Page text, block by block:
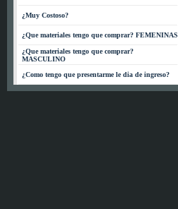
¿Muy Costoso?
¿Que materiales tengo que comprar? FEMENINAS
¿Que materiales tengo que comprar?
MASCULINO
¿Como tengo que presentarme le dia de ingreso?